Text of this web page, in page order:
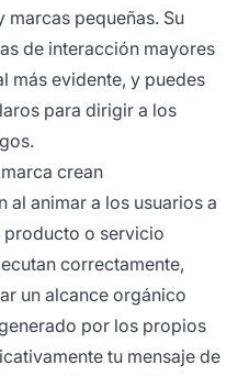
pequeñas. Su
de interacción mayores
más evidente, y puedes
para dirigir a los
crean
animar a los usuarios a
producto o servicio
correctamente,
un alcance orgánico
por los propios
tu mensaje de